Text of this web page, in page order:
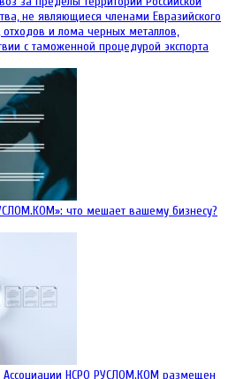
не являющиеся членами Евразийского
отходов и лома черных металлов,
с таможенной процедурой экспорта
что мешает вашему бизнесу?
НСРО РУСЛОМ.КОM размещен